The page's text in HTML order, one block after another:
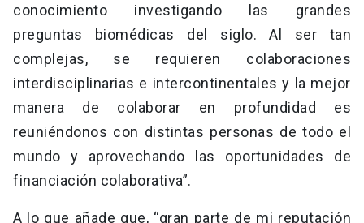
conocimiento investigando las grandes
preguntas biomédicas del siglo. Al ser tan
complejas, se requieren colaboraciones
interdisciplinarias e intercontinentales y la mejor
manera de colaborar en profundidad es
reuniéndonos con distintas personas de todo el
mundo y aprovechando las oportunidades de
financiación colaborativa”.
A lo que añade que, “gran parte de mi reputación